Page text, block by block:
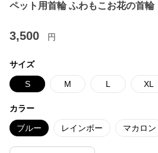
ペット用首輪 ふわもこお花の首輪
3,500 円
サイズ
S M L XL
カラー
ブルー レインボー マカロン